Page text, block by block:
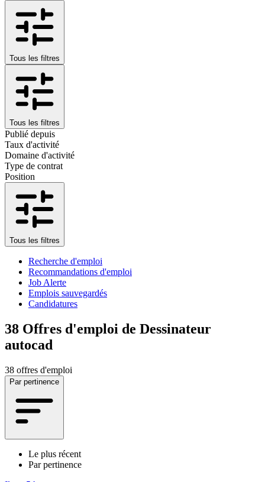
Tous les filtres
Tous les filtres
Publié depuis
Taux d'activité
Domaine d'activité
Type de contrat
Position
Tous les filtres
Recherche d'emploi
Recommandations d'emploi
Job Alerte
Emplois sauvegardés
Candidatures
38 Offres d'emploi de Dessinateur
autocad
38 offres d'emploi
Par pertinence
Le plus récent
Par pertinence